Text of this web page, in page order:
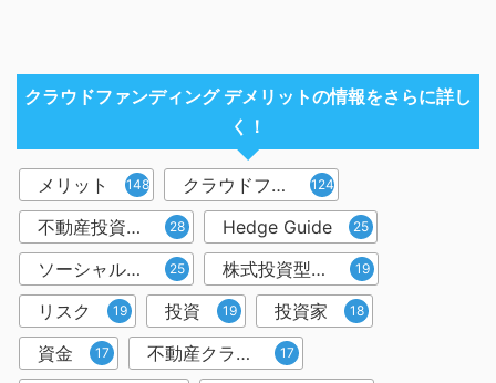
クラウドファンディング デメリットの情報をさらに詳し
く！
メリット 148 クラウドファンディング 124
不動産投資型クラウドファンディング 28 Hedge Guide 25
ソーシャルレンディング 25 株式投資型クラウドファンディング 19
リスク 19 投資 19 投資家 18
資金 17 不動産クラウドファンディング 17